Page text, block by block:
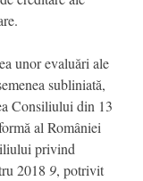
unor evaluări ale
subliniată,
Consiliului din 13
al României
privind
2018 9, potrivit